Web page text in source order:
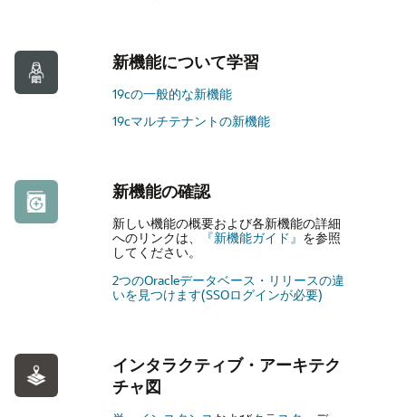
新機能について学習
19cの一般的な新機能
19cマルチテナントの新機能
新機能の確認
新しい機能の概要および各新機能の詳細
へのリンクは、
『新機能ガイド』 を参照
してください。
2つのOracleデータベース・リリースの違
いを見つけます(SSOログインが必要)
インタラクティブ・アーキテク
チャ図